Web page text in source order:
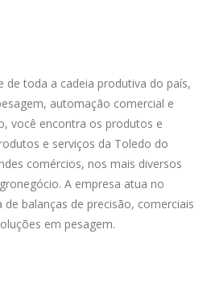
de toda a cadeia produtiva do país,
automação comercial e
você encontra os produtos e
e serviços da Toledo do
comércios, nos mais diversos
A empresa atua no
balanças de precisão, comerciais
em pesagem.